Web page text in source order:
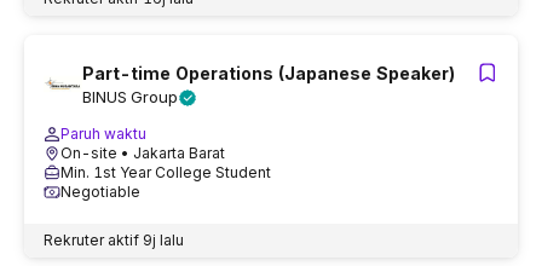
Part-time Operations (Japanese Speaker)
BINUS Group
Paruh waktu
On-site • Jakarta Barat
Min. 1st Year College Student
Negotiable
Rekruter aktif 9j lalu